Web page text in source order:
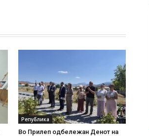
Република
Во Прилеп одбележан Денот на